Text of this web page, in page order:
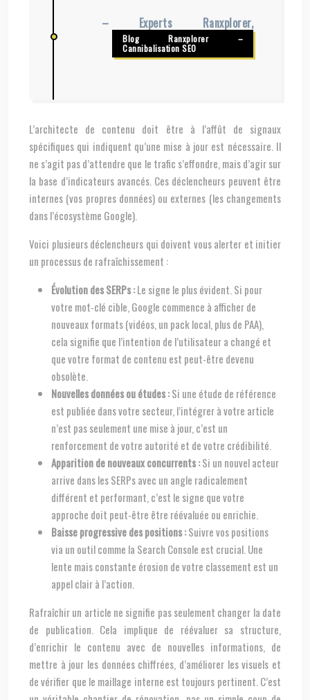
– Experts Ranxplorer,
Blog Ranxplorer –
Cannibalisation SEO
L’architecte de contenu doit être à l’affût de signaux
spécifiques qui indiquent qu’une mise à jour est nécessaire. Il
ne s’agit pas d’attendre que le trafic s’effondre, mais d’agir sur
la base d’indicateurs avancés. Ces déclencheurs peuvent être
internes (vos propres données) ou externes (les changements
dans l’écosystème Google).
Voici plusieurs déclencheurs qui doivent vous alerter et initier
un processus de rafraîchissement :
Évolution des SERPs :Le signe le plus évident. Si pour
votre mot-clé cible, Google commence à afficher de
nouveaux formats (vidéos, un pack local, plus de PAA),
cela signifie que l’intention de l’utilisateur a changé et
que votre format de contenu est peut-être devenu
obsolète.
Nouvelles données ou études :Si une étude de référence
est publiée dans votre secteur, l’intégrer à votre article
n’est pas seulement une mise à jour, c’est un
renforcement de votre autorité et de votre crédibilité.
Apparition de nouveaux concurrents :Si un nouvel acteur
arrive dans les SERPs avec un angle radicalement
différent et performant, c’est le signe que votre
approche doit peut-être être réévaluée ou enrichie.
Baisse progressive des positions :Suivre vos positions
via un outil comme la Search Console est crucial. Une
lente mais constante érosion de votre classement est un
appel clair à l’action.
Rafraîchir un article ne signifie pas seulement changer la date
de publication. Cela implique de réévaluer sa structure,
d’enrichir le contenu avec de nouvelles informations, de
mettre à jour les données chiffrées, d’améliorer les visuels et
de vérifier que le maillage interne est toujours pertinent. C’est